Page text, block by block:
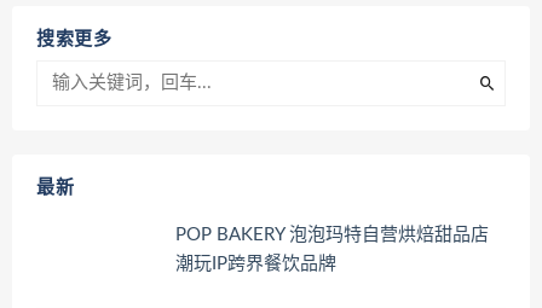
搜索更多
最新
POP BAKERY 泡泡玛特自营烘焙甜品店
潮玩IP跨界餐饮品牌